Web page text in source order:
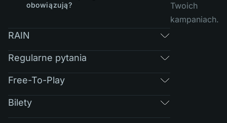
obowiązują?
RAIN
Regularne pytania
Free-To-Play
Bilety
Twoich
kampaniach.